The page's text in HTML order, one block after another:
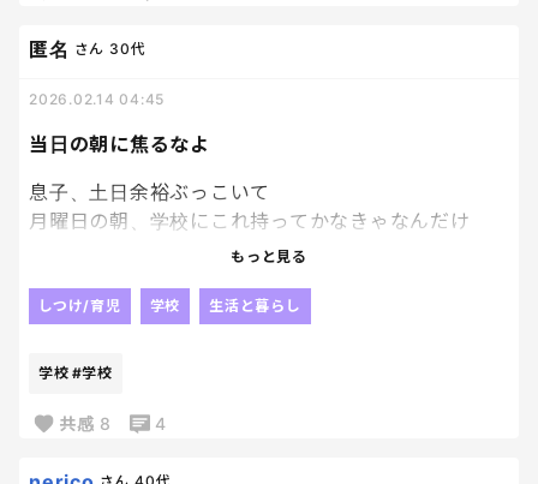
親が来てテンション上がっていたとしても、これが日
当日の朝に焦るなよ
匿名 さん 30代
2026.02.14 04:45
息子、土日余裕ぶっこいて
月曜日の朝、学校にこれ持ってかなきゃなんだけ
ど！！ない！？って聞いてくるの、、
け？？
こっちが声かけしないと、自分で準備するとか出来な
1年生ならわかるのよ。
もっと見る
しつけ/育児 学校 生活と暮らし
学校 #学校
共感 8 4